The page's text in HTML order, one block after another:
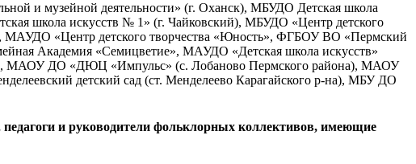
и музейной деятельности» (г. Оханск), МБУДО Детская школа
школа искусств № 1» (г. Чайковский), МБУДО «Центр детского
«Центр детского творчества «Юность», ФГБОУ ВО «Пермский
Академия «Семицветие», МАУДО «Детская школа искусств»
МАОУ ДО «ДЮЦ «Импульс» (с. Лобаново Пермского района), МАОУ
детский сад (ст. Менделеево Карагайского р-на), МБУ ДО
и руководители фольклорных коллективов, имеющие